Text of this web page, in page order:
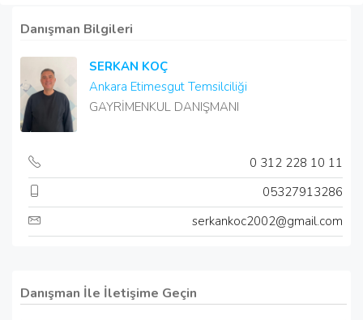
Danışman Bilgileri
SERKAN KOÇ
Ankara Etimesgut Temsilciliği
GAYRİMENKUL DANIŞMANI
0 312 228 10 11
05327913286
serkankoc2002@gmail.com
Danışman İle İletişime Geçin